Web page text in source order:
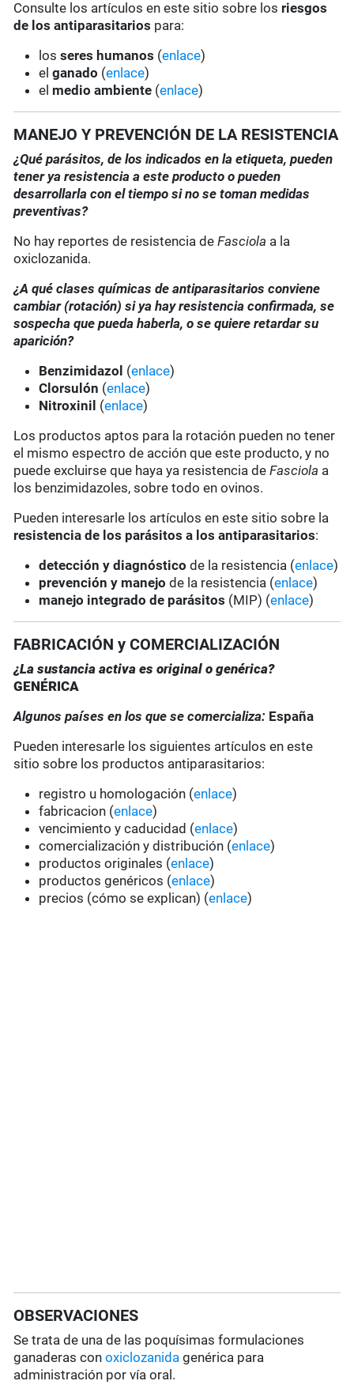
Consulte los artículos en este sitio sobre los riesgos
de los antiparasitarios para:
losseres humanos (enlace)
elganado (enlace)
el medio ambiente (enlace)
MANEJO Y PREVENCIÓN DE LA RESISTENCIA
¿Qué parásitos, de los indicados en la etiqueta, pueden
tener ya resistencia a este producto o pueden
desarrollarla con el tiempo si no se toman medidas
preventivas?
No hay reportes de resistencia deFasciola a la
oxiclozanida.
¿A qué clases químicas de antiparasitarios conviene
cambiar (rotación) si ya hay resistencia confirmada, se
sospecha que pueda haberla, o se quiere retardar su
aparición?
Benzimidazol (enlace)
Clorsulón (enlace)
Nitroxinil (enlace)
Los productos aptos para la rotación pueden no tener
el mismo espectro de acción que este producto, y no
puede excluirse que haya ya resistencia deFasciola a
los benzimidazoles, sobre todo en ovinos.
Pueden interesarle los artículos en este sitio sobre la
resistencia de los parásitos a los antiparasitarios:
detección y diagnóstico de la resistencia (enlace)
prevención y manejo de la resistencia (enlace)
manejo integrado de parásitos (MIP) (enlace)
FABRICACIÓN y COMERCIALIZACIÓN
¿La sustancia activa es original o genérica?
GENÉRICA
Algunos países en los que se comercializa: España
Pueden interesarle los siguientes artículos en este
sitio sobre los productos antiparasitarios:
registro u homologación (enlace)
fabricacion (enlace)
vencimiento y caducidad (enlace)
comercialización y distribución (enlace)
productos originales (enlace)
productos genéricos (enlace)
precios (cómo se explican) (enlace)
OBSERVACIONES
Se trata de una de las poquísimas formulaciones
ganaderas conoxiclozanida genérica para
administración por vía oral.